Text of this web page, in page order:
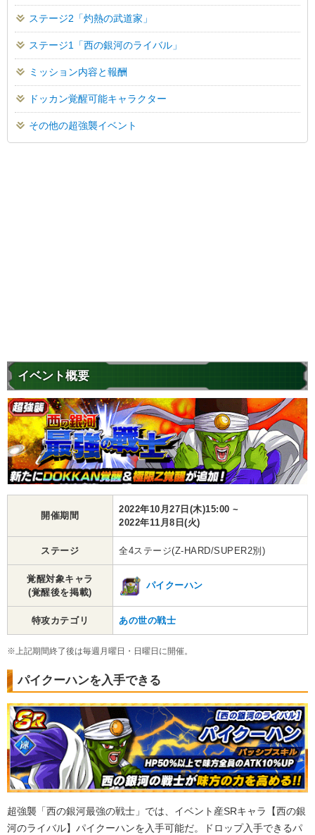
ステージ2「灼熱の武道家」
ステージ1「西の銀河のライバル」
ミッション内容と報酬
ドッカン覚醒可能キャラクター
その他の超強襲イベント
イベント概要
開催期間
2022年10月27日(木)15:00 ~
2022年11月8日(火)
ステージ 全4ステージ(Z-HARD/SUPER2別)
覚醒対象キャラ
(覚醒後を掲載)
パイクーハン
特攻カテゴリ あの世の戦士
※上記期間終了後は毎週月曜日・日曜日に開催。
パイクーハンを入手できる
超強襲「西の銀河最強の戦士」では、イベント産SRキャラ【西の銀
河のライバル】パイクーハンを入手可能だ。ドロップ入手できるパ